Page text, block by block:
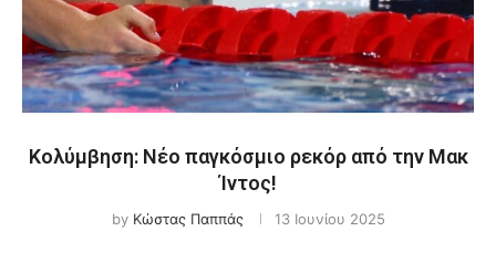
Κολύμβηση: Νέο παγκόσμιο ρεκόρ από την Μακ
Ίντος!
by Κώστας Παππάς 13 Ιουνίου 2025